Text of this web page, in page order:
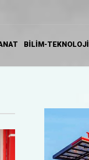
BİLİM-TEKNOLOJİ